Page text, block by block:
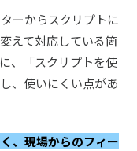
ーからスクリプトに
えて対応している箇
、「スクリプトを使
、使いにくい点があ
、現場からのフィー